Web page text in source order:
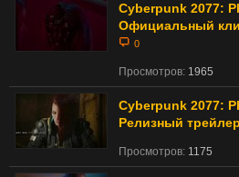
Cyberpunk 2077:
Официальный
0
Просмотров: 1965
Cyberpunk 2077:
Релизный трейлер
Просмотров: 1175